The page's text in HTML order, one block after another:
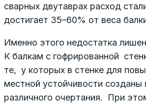
сварных двутаврах расход
достигает 35–60% от веса
Именно этого недостатка
К балкам с гофрированной
те, у которых в стенке для
местной устойчивости созданы
различного очертания. При